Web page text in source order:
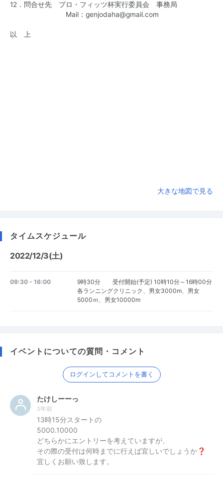
12．問合せ先 プロ・フィッツ杯実行委員会 事務局
Mail： genjodaha@gmail.com
以 上
大きな地図で見る
タイムスケジュール
2022/12/3(土)
09:30 - 16:00
9時30分 受付開始(予定) 10時10分～16時00分
各ランニングクリニック、男女3000m、男女
5000ｍ、男女10000m
イベントについての質問・コメント
ログインしてコメントを書く
たけしーーっ
3年前
13時15分スタートの
5000.10000
どちらかにエントリーを考えていますが、
その際の受付は何時までに行えば宜しいでしょうか❓
宜しくお願い致します。